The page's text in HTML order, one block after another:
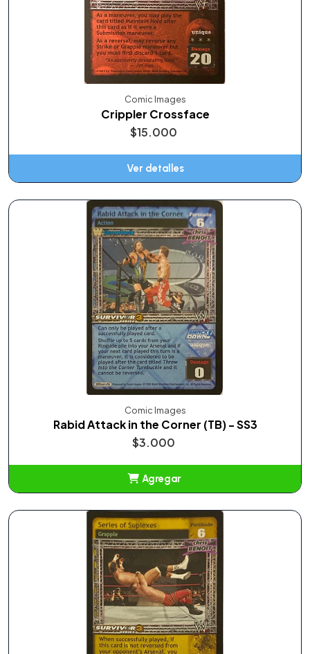
Comic Images
Crippler Crossface
$15.000
Ver detalles
Comic Images
Rabid Attack in the Corner (TB) - SS3
$3.000
Agregar